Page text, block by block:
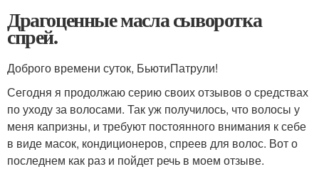
Драгоценные масла сыворотка
спрей.
Доброго времени суток, БьютиПатрули!
Сегодня я продолжаю серию своих отзывов о средствах
по уходу за волосами. Так уж получилось, что волосы у
меня капризны, и требуют постоянного внимания к себе
в виде масок, кондиционеров, спреев для волос. Вот о
последнем как раз и пойдет речь в моем отзыве.